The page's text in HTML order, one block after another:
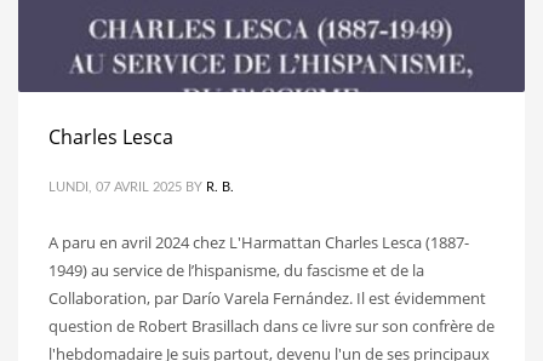
Charles Lesca
LUNDI, 07 AVRIL 2025 BY R. B.
A paru en avril 2024 chez L'Harmattan Charles Lesca (1887-
1949) au service de l’hispanisme, du fascisme et de la
Collaboration, par Darío Varela Fernández. Il est évidemment
question de Robert Brasillach dans ce livre sur son confrère de
l'hebdomadaire Je suis partout, devenu l'un de ses principaux